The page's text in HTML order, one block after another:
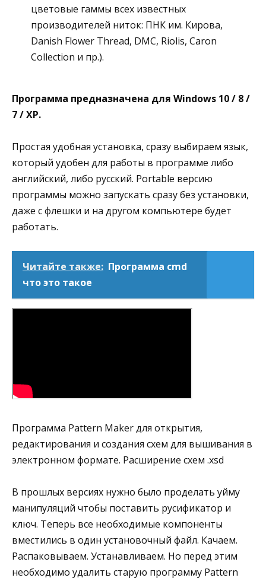
цветовые гаммы всех известных
производителей ниток: ПНК им. Кирова,
Danish Flower Thread, DMC, Riolis, Caron
Collection и пр.).
Программа предназначена для Windows 10 / 8 /
7 / XP.
Простая удобная установка, сразу выбираем язык,
который удобен для работы в программе либо
английский, либо русский. Portable версию
программы можно запускать сразу без установки,
даже с флешки и на другом компьютере будет
работать.
Читайте также: Программа cmd
что это такое
Программа Pattern Maker для открытия,
редактирования и создания схем для вышивания в
электронном формате. Расширение схем .xsd
В прошлых версиях нужно было проделать уйму
манипуляций чтобы поставить русификатор и
ключ. Теперь все необходимые компоненты
вместились в один установочный файл. Качаем.
Распаковываем. Устанавливаем. Но перед этим
необходимо удалить старую программу Pattern